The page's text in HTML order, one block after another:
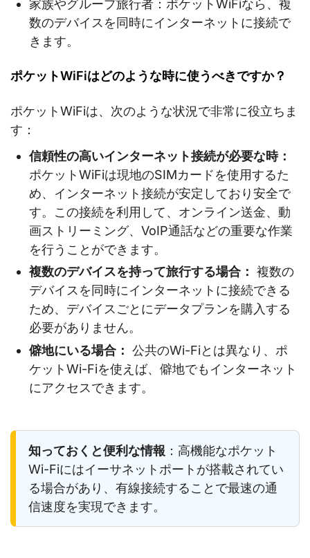
家族やグループ旅行者：ポケットWiFiなら、複
数のデバイスを同時にインターネットに接続で
きます。
ポケットWiFiはどのような時に使うべきですか？
ポケットWiFiは、次のような状況で非常に役立ちま
す：
信頼性の高いインターネット接続が必要な時：
ポケットWiFiは現地のSIMカードを使用するた
め、インターネット接続が安定しており安全で
す。この接続を利用して、オンライン送金、動
画ストリーミング、VoIP通話などの重要な作業
を行うことができます。
複数のデバイスを持って旅行する場合： 複数の
デバイスを同時にインターネットに接続できる
ため、デバイスごとにデータプランを購入する
必要がありません。
僻地にいる場合： 公共のWi-Fiとは異なり、ポ
ケットWi-Fiを使えば、僻地でもインターネット
にアクセスできます。
知っておくと便利な情報 ：高機能なポケット
Wi-Fiにはイーサネットポートが搭載されてい
る場合があり、有線接続することで最速の通
信速度を実現できます。